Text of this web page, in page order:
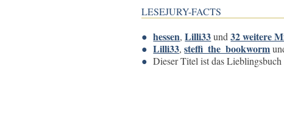
LESEJURY-FACTS
hessen,Lilli33und32 weitere
Lilli33,steffi_the_bookworm
Dieser Titel ist das